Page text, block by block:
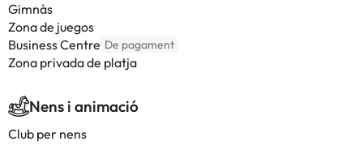
Gimnàs
Zona de juegos
Business Centre De pagament
Zona privada de platja
Nens i animació
Club per nens